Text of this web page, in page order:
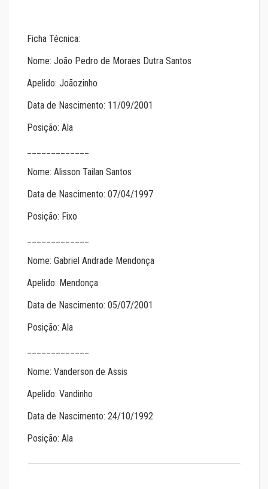
Ficha Técnica:
Nome: João Pedro de Moraes Dutra Santos
Apelido: Joãozinho
Data de Nascimento: 11/09/2001
Posição: Ala
Nome: Alisson Tailan Santos
Data de Nascimento: 07/04/1997
Posição: Fixo
Nome: Gabriel Andrade Mendonça
Apelido: Mendonça
Data de Nascimento: 05/07/2001
Posição: Ala
Nome: Vanderson de Assis
Apelido: Vandinho
Data de Nascimento: 24/10/1992
Posição: Ala